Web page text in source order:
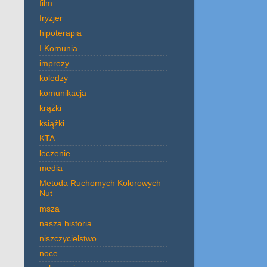
film
fryzjer
hipoterapia
I Komunia
imprezy
koledzy
komunikacja
krążki
książki
KTA
leczenie
media
Metoda Ruchomych Kolorowych
Nut
msza
nasza historia
niszczycielstwo
noce